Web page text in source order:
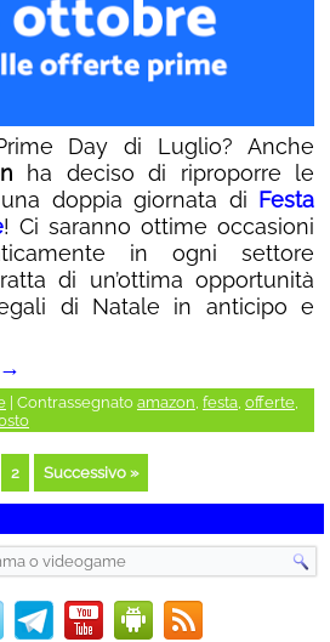
Day di Luglio? Anche
ha deciso di riproporre le
doppia giornata di Festa
! Ci saranno ottime occasioni
in ogni settore
di un’ottima opportunità
di Natale in anticipo e
→
| Contrassegnato amazon festa offerte
2 Successivo »